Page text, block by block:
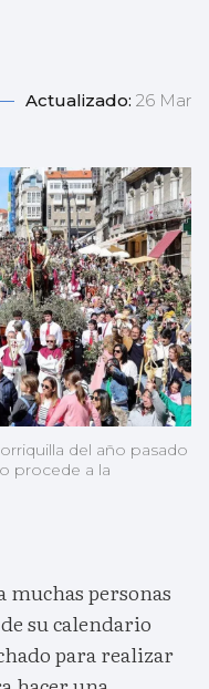
Actualizado: 26 Mar
del año pasado
procede a la
muchas personas
su calendario
para realizar